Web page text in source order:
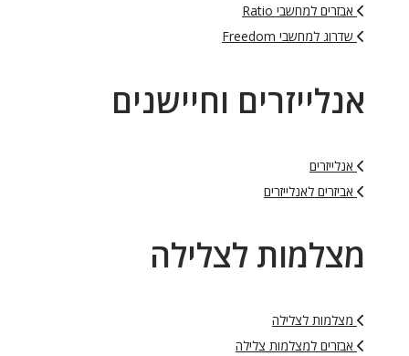
אבזרים למחשבי Ratio
שדרוג למחשבי Freedom
אנלייזרים וחיישנים
אנלייזרים
אביזרים לאנלייזרים
מצלמות לצלילה
מצלמות לצלילה
אבזרים למצלמות צלילה